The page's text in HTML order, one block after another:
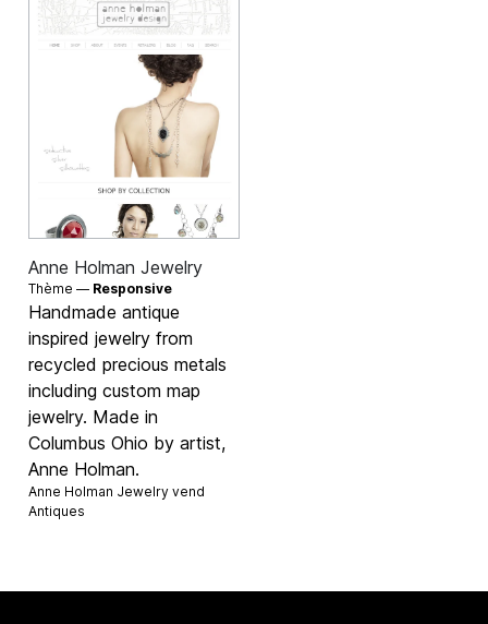
Anne Holman Jewelry
Thème — Responsive
Handmade antique
inspired jewelry from
recycled precious metals
including custom map
jewelry. Made in
Columbus Ohio by artist,
Anne Holman.
Anne Holman Jewelry vend
Antiques